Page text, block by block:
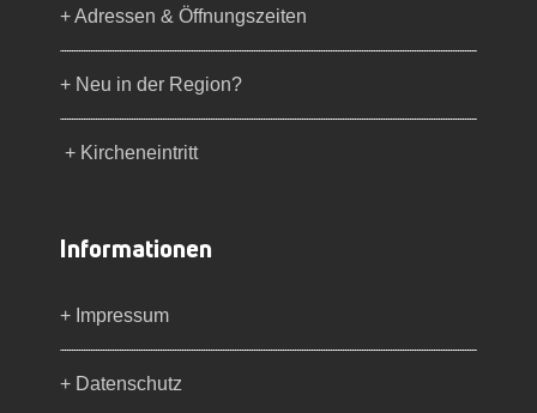
+ Adressen & Öffnungszeiten
+ Neu in der Region?
+ Kircheneintritt
Informationen
+ Impressum
+ Datenschutz